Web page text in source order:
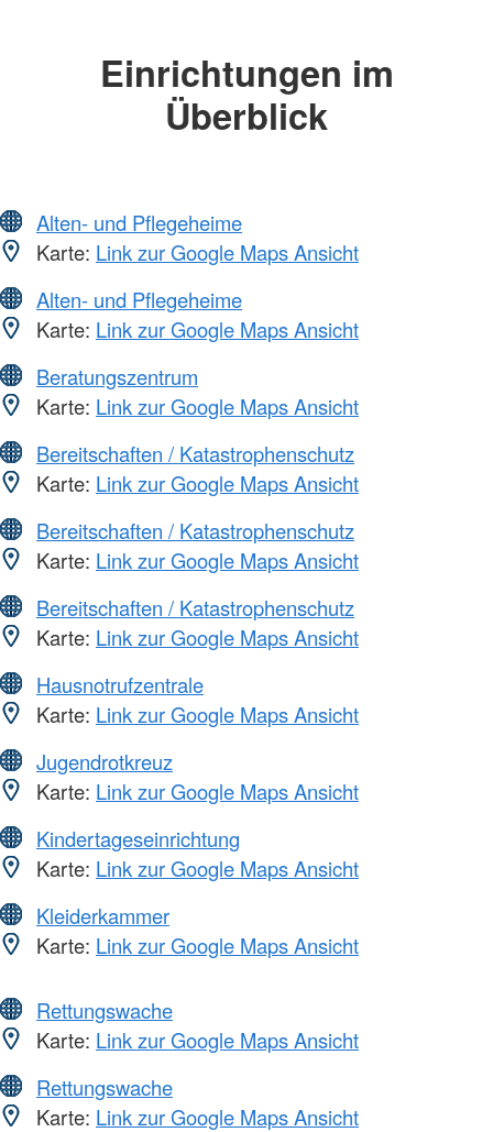
Einrichtungen im
Überblick
Alten- und Pflegeheime
Karte: Link zur Google Maps Ansicht
Alten- und Pflegeheime
Karte: Link zur Google Maps Ansicht
Beratungszentrum
Karte: Link zur Google Maps Ansicht
Bereitschaften / Katastrophenschutz
Karte: Link zur Google Maps Ansicht
Bereitschaften / Katastrophenschutz
Karte: Link zur Google Maps Ansicht
Bereitschaften / Katastrophenschutz
Karte: Link zur Google Maps Ansicht
Hausnotrufzentrale
Karte: Link zur Google Maps Ansicht
Jugendrotkreuz
Karte: Link zur Google Maps Ansicht
Kindertageseinrichtung
Karte: Link zur Google Maps Ansicht
Kleiderkammer
Karte: Link zur Google Maps Ansicht
Rettungswache
Karte: Link zur Google Maps Ansicht
Rettungswache
Karte: Link zur Google Maps Ansicht